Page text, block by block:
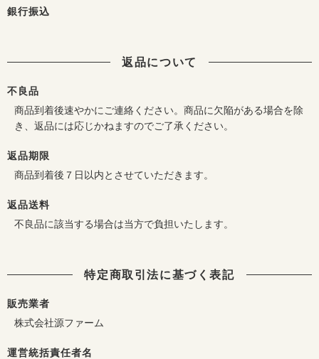
銀行振込
返品について
不良品
商品到着後速やかにご連絡ください。商品に欠陥がある場合を除
き、返品には応じかねますのでご了承ください。
返品期限
商品到着後７日以内とさせていただきます。
返品送料
不良品に該当する場合は当方で負担いたします。
特定商取引法に基づく表記
販売業者
株式会社源ファーム
運営統括責任者名